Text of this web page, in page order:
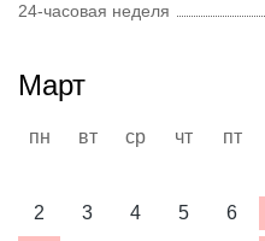
24-часовая неделя
Март
пн вт ср чт пт
2
3 4 5 6